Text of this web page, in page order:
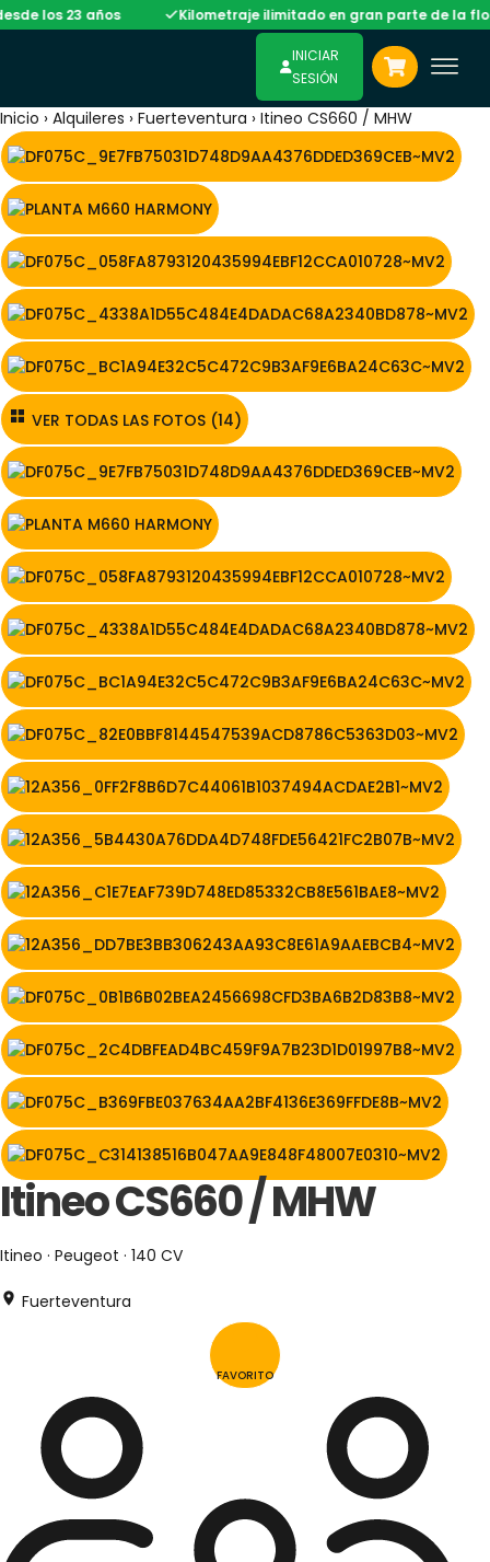
años Kilometraje ilimitado en gran parte de la flota
INICIAR
SESIÓN
Inicio › Alquileres › Fuerteventura › Itineo CS660 / MHW
VER TODAS LAS FOTOS (14)
Itineo CS660 / MHW
Itineo · Peugeot · 140 CV
Fuerteventura
FAVORITO